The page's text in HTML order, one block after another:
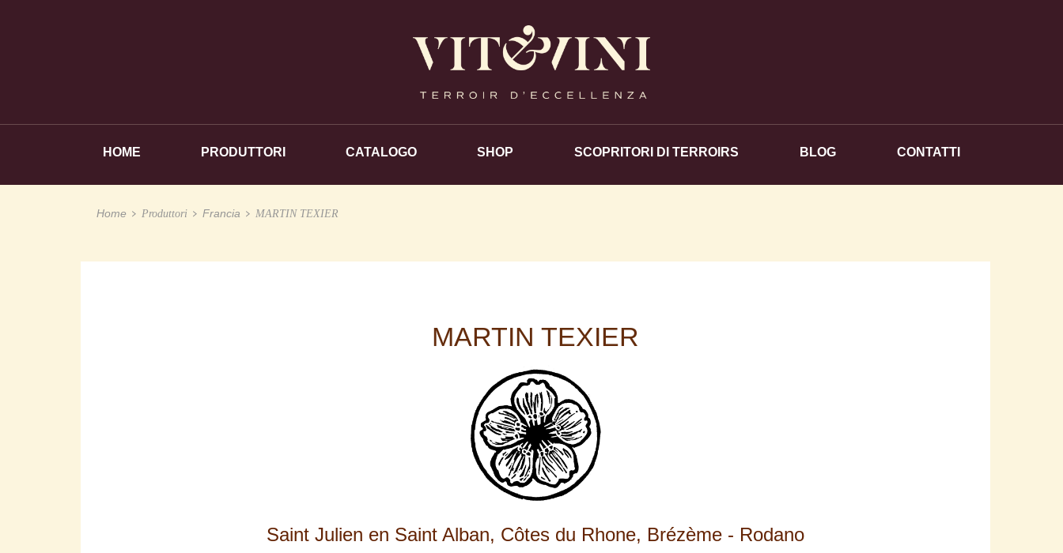
HOME PRODUTTORI CATALOGO SHOP SCOPRITORI DI TERROIRS BLOG CONTATTI
Home Produttori Francia MARTIN TEXIER
MARTIN TEXIER
Saint Julien en Saint Alban, Côtes du Rhone, Brézème - Rodano